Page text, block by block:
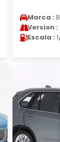
Marca :
Version :
Escala :